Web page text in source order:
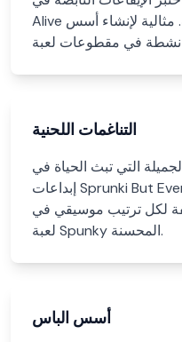
Alive مع أنماط الإيقاع الديناميكية هذه. مثالية لإنشاء أسس
التناغمات اللحنية
التي تبث الحياة في
إبداعات Sprunki But Everyone is Alive الخاصة بك.
لكل ترتيب موسيقي في
لعبة Spunky المحسنة.
أسس الباس